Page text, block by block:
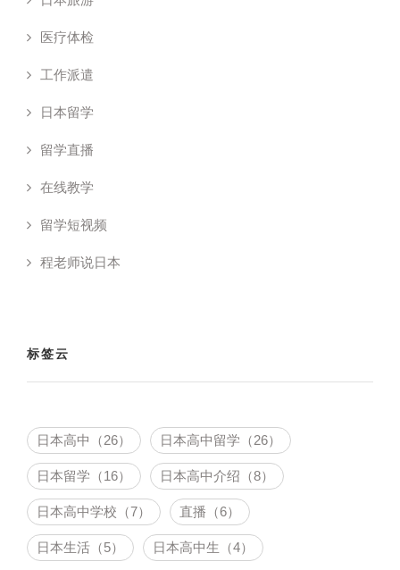
医疗体检
工作派遣
日本留学
留学直播
在线教学
留学短视频
程老师说日本
标签云
日本高中（26） 日本高中留学（26）
日本留学（16） 日本高中介绍（8）
日本高中学校（7） 直播（6）
日本生活（5） 日本高中生（4）